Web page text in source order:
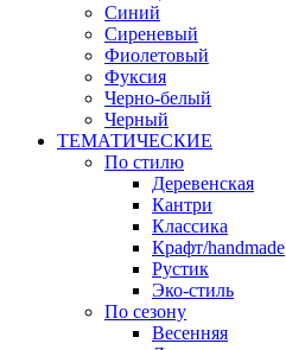
Синий
Сиреневый
Фиолетовый
Фуксия
Черно-белый
Черный
ТЕМАТИЧЕСКИЕ
По стилю
Деревенская
Кантри
Классика
Крафт/handmade
Рустик
Эко-стиль
По сезону
Весенняя